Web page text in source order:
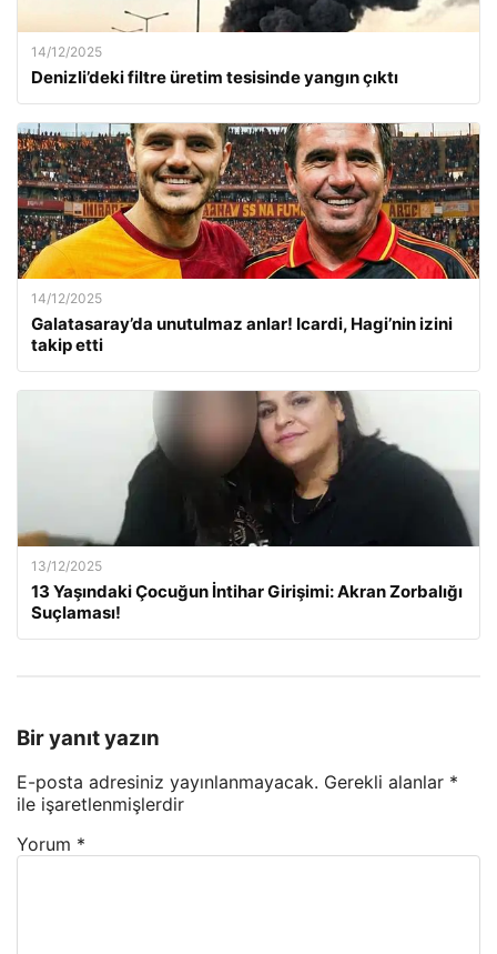
14/12/2025
Denizli’deki filtre üretim tesisinde yangın çıktı
14/12/2025
Galatasaray’da unutulmaz anlar! Icardi, Hagi’nin izini
takip etti
13/12/2025
13 Yaşındaki Çocuğun İntihar Girişimi: Akran Zorbalığı
Suçlaması!
Bir yanıt yazın
E-posta adresiniz yayınlanmayacak. Gerekli alanlar *
ile işaretlenmişlerdir
Yorum *